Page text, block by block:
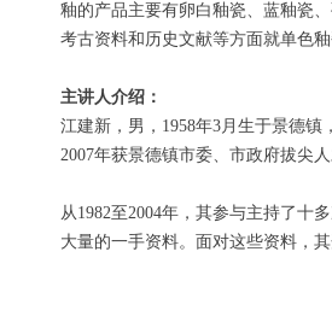
釉的产品主要有卵白釉瓷、蓝釉瓷
考古资料和历史文献等方面就单色
主讲人介绍：
江建新，男，1958年3月生于景德
2007年获景德镇市委、市政府拔尖
从1982至2004年，其参与主持了十
大量的一手资料。面对这些资料，